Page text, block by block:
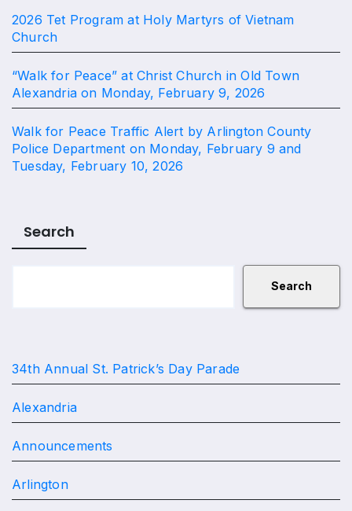
2026 Tet Program at Holy Martyrs of Vietnam
Church
“Walk for Peace” at Christ Church in Old Town
Alexandria on Monday, February 9, 2026
Walk for Peace Traffic Alert by Arlington County
Police Department on Monday, February 9 and
Tuesday, February 10, 2026
Search
Search
34th Annual St. Patrick’s Day Parade
Alexandria
Announcements
Arlington